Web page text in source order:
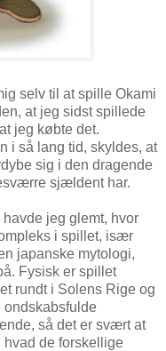
selv til at spille Okami
at jeg sidst spillede
jeg købte det.
i så lang tid, skyldes, at
sig i den dragende
sjældent har.
jeg glemt, hvor
i spillet, især
japanske mytologi,
Fysisk er spillet
rundt i Solens Rige og
ondskabsfulde
så det er svært at
hvad de forskellige